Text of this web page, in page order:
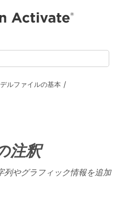
ルファイルの基本
注釈
列やグラフィック情報を追加